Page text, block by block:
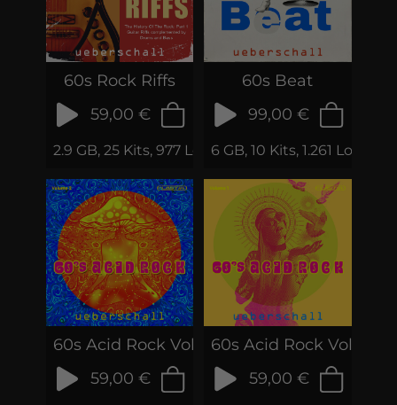
60s Rock Riffs
59,00 €
2.9 GB, 25 Kits, 977 Loops & Phrases
60s Beat
99,00 €
6 GB, 10 Kits, 1.261 Loops
60s Acid Rock Vol. 2
59,00 €
60s Acid Rock Vol.1
59,00 €